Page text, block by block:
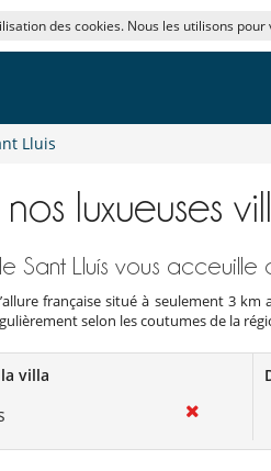
des cookies. Nous les utilisons
Lluis
luxueuses
Sant Lluís vous acceuille
française situé à seulement 3
selon les coutumes de la
villa